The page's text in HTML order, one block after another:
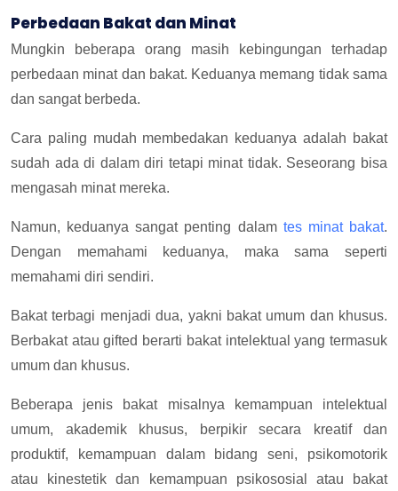
Perbedaan Bakat dan Minat
Mungkin beberapa orang masih kebingungan terhadap
perbedaan minat dan bakat. Keduanya memang tidak sama
dan sangat berbeda.
Cara paling mudah membedakan keduanya adalah bakat
sudah ada di dalam diri tetapi minat tidak. Seseorang bisa
mengasah minat mereka.
Namun, keduanya sangat penting dalam tes minat bakat.
Dengan memahami keduanya, maka sama seperti
memahami diri sendiri.
Bakat terbagi menjadi dua, yakni bakat umum dan khusus.
Berbakat atau gifted berarti bakat intelektual yang termasuk
umum dan khusus.
Beberapa jenis bakat misalnya kemampuan intelektual
umum, akademik khusus, berpikir secara kreatif dan
produktif, kemampuan dalam bidang seni, psikomotorik
atau kinestetik dan kemampuan psikososial atau bakat